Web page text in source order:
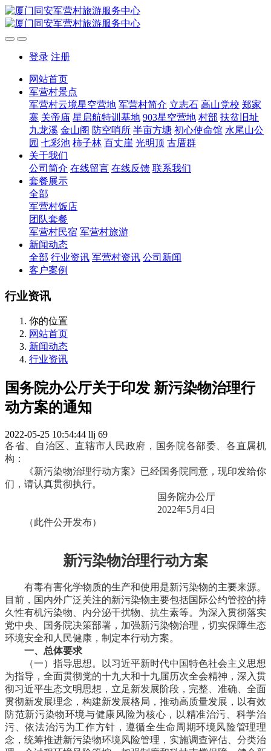
登录 注册
网站首页
军营村景点
军营村云境星空营地 军营村简介 立志石 高山党校 郑家
寨 关帝庙 星启航特训基地 903星空营地 村部 扶贫旧址
九龙溪 金山阁 防空哨所 半亩方塘 初心使命馆 水尾山公
园 七彩池 柿子林 百丈崖 光明顶 古厝群
关于我们
公司简介 在线留言 在线反馈 联系我们
套餐展示
全部
军营村饭店
团队套餐
军营村民宿 军营村旅游
新闻动态
全部 行业资讯 军营村资讯 公司新闻
客户案例
行业资讯
你的位置
网站首页
新闻动态
行业资讯
国务院办公厅关于印发 新污染物治理行
动方案的通知
2022-05-25 10:54:44 llj 69
各省、自治区、直辖市人民政府，国务院各部委、各直属机
构：
《新污染物治理行动方案》已经国务院同意，现印发给你
们，请认真贯彻执行。
国务院办公厅
2022年5月4日
（此件公开发布）
新污染物治理行动方案
有毒有害化学物质的生产和使用是新污染物的主要来源。
目前，国内外广泛关注的新污染物主要包括国际公约管控的持
久性有机污染物、内分泌干扰物、抗生素等。为深入贯彻落实
党中央、国务院决策部署，加强新污染物治理，切实保障生态
环境安全和人民健康，制定本行动方案。
一、总体要求
（一）指导思想。
以习近平新时代中国特色社会主义思想
为指导，全面贯彻党的十九大和十九届历次全会精神，深入贯
彻习近平生态文明思想，立足新发展阶段，完整、准确、全面
贯彻新发展理念，构建新发展格局，推动高质量发展，以有效
防范新污染物环境与健康风险为核心，以精准治污、科学治
污、依法治污为工作方针，遵循全生命周期环境风险管理理
念，统筹推进新污染物环境风险管理，实施调查评估、分类治